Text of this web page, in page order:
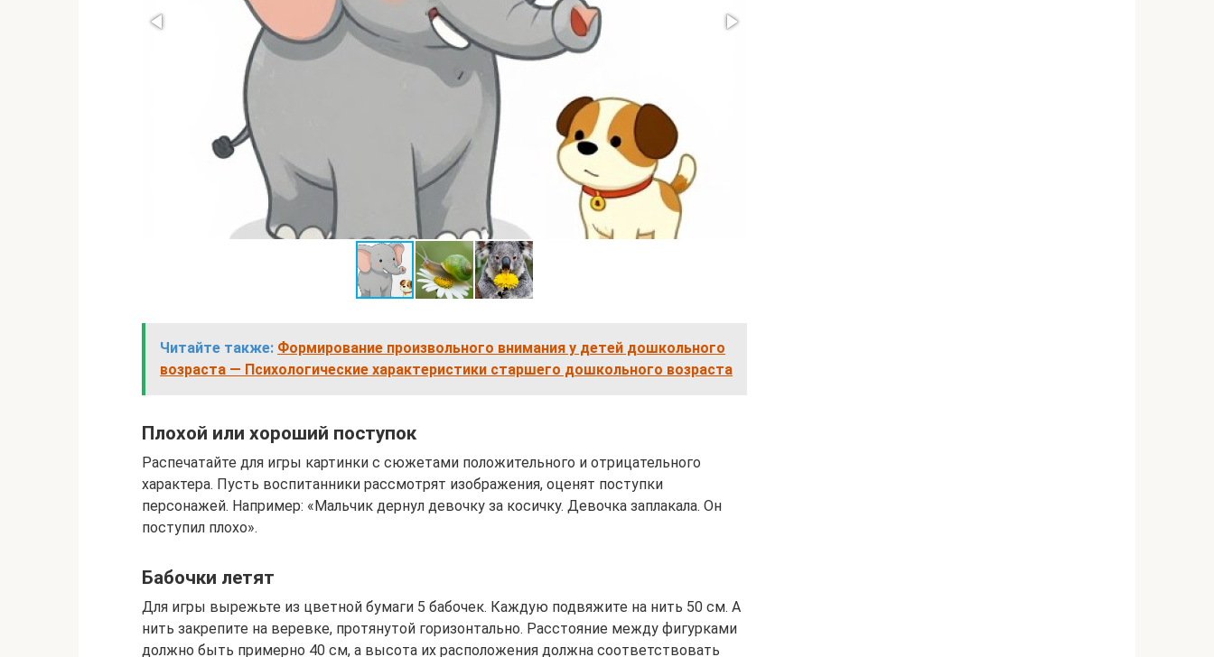
Читайте также: Формирование произвольного внимания у детей дошкольного
возраста — Психологические характеристики старшего дошкольного возраста
Плохой или хороший поступок
Распечатайте для игры картинки с сюжетами положительного и отрицательного
характера. Пусть воспитанники рассмотрят изображения, оценят поступки
персонажей. Например: «Мальчик дернул девочку за косичку. Девочка заплакала. Он
поступил плохо».
Бабочки летят
Для игры вырежьте из цветной бумаги 5 бабочек. Каждую подвяжите на нить 50 см. А
нить закрепите на веревке, протянутой горизонтально. Расстояние между фигурками
должно быть примерно 40 см, а высота их расположения должна соответствовать